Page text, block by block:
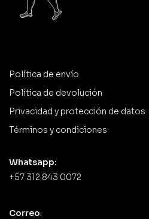
Política de envío
Política de devolución
Privacidad y protección de datos
Términos y condiciones
Whatsapp:
+57 312 843 0072
Correo: